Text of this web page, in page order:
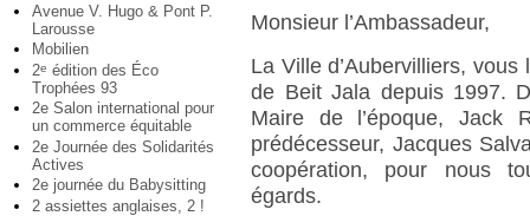
Avenue V. Hugo & Pont P.
Larousse
Mobilien
2e édition des Éco
Trophées 93
2e Salon international pour
un commerce équitable
2e Journée des Solidarités
Actives
2e journée du Babysitting
2 assiettes anglaises, 2 !
Monsieur l’Ambassadeur,
La Ville d’Aubervilliers,
de Beit Jala depuis 1997.
Maire de l’époque, Jack
prédécesseur, Jacques
coopération, pour nous
égards.